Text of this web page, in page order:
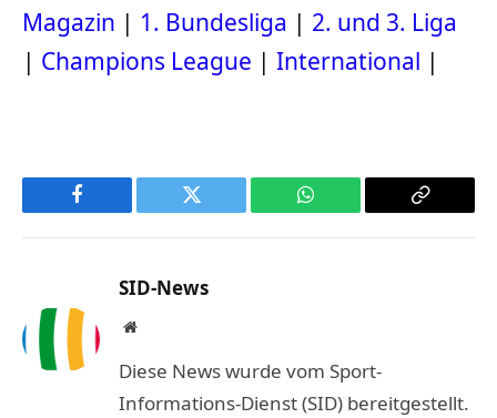
Magazin | 1. Bundesliga | 2. und 3. Liga
| Champions League | International |
Facebook Twitter WhatsApp
Copy
SID-News
Website
Diese News wurde vom Sport-
Informations-Dienst (SID) bereitgestellt.